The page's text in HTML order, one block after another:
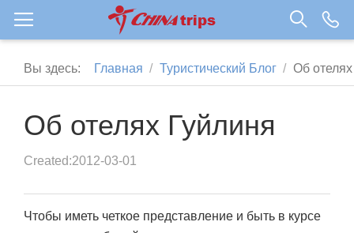
Вы здесь: Главная Туристический Блог Об
Об отелях Гуйлиня
Created:2012-03-01
Чтобы иметь четкое представление и быть в курсе